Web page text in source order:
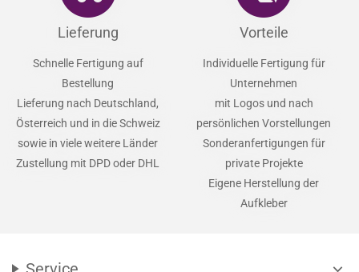
Lieferung
Schnelle Fertigung auf
Bestellung
Lieferung nach Deutschland,
Österreich und in die Schweiz
sowie in viele weitere Länder
Zustellung mit DPD oder DHL
Vorteile
Individuelle Fertigung für
Unternehmen
mit Logos und nach
persönlichen Vorstellungen
Sonderanfertigungen für
private Projekte
Eigene Herstellung der
Aufkleber